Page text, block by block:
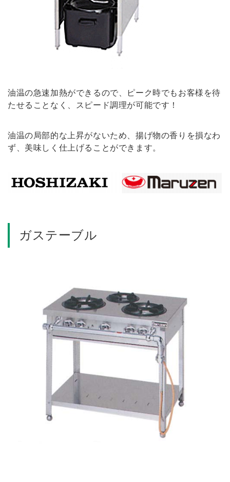
油温の急速加熱ができるので、ピーク時でもお客様を待
たせることなく、スピード調理が可能です！
油温の局部的な上昇がないため、揚げ物の香りを損なわ
ず、美味しく仕上げることができます。
ガステーブル